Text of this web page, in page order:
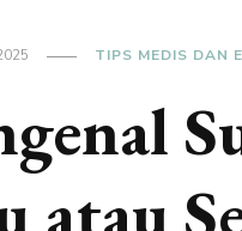
TIPS MEDIS DAN